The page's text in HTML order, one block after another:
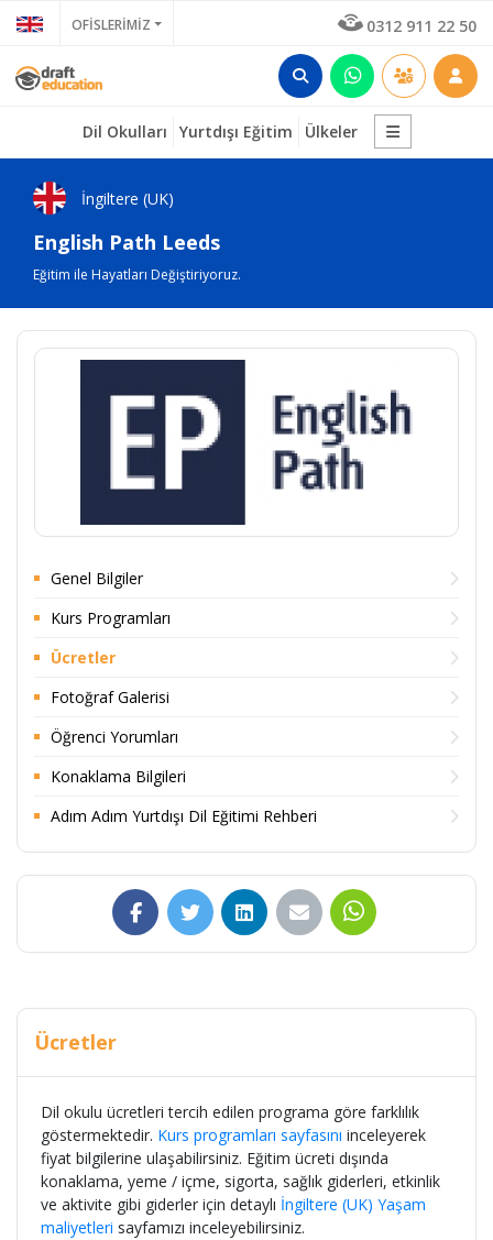
OFİSLERİMİZ 0312 911 22 50
Dil Okulları Yurtdışı Eğitim Ülkeler
İngiltere (UK)
English Path Leeds
Eğitim ile Hayatları Değiştiriyoruz.
Genel Bilgiler
Kurs Programları
Ücretler
Fotoğraf Galerisi
Öğrenci Yorumları
Konaklama Bilgileri
Adım Adım Yurtdışı Dil Eğitimi Rehberi
Ücretler
Dil okulu ücretleri tercih edilen programa göre farklılık
göstermektedir. Kurs programları sayfasını inceleyerek
fiyat bilgilerine ulaşabilirsiniz. Eğitim ücreti dışında
konaklama, yeme / içme, sigorta, sağlık giderleri, etkinlik
ve aktivite gibi giderler için detaylı İngiltere (UK) Yaşam
maliyetleri sayfamızı inceleyebilirsiniz.